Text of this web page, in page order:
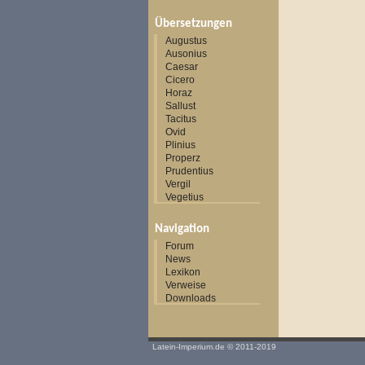
Übersetzungen
Augustus
Ausonius
Caesar
Cicero
Horaz
Sallust
Tacitus
Ovid
Plinius
Properz
Prudentius
Vergil
Vegetius
Navigation
Forum
News
Lexikon
Verweise
Downloads
Latein-Imperium.de © 2011-2019